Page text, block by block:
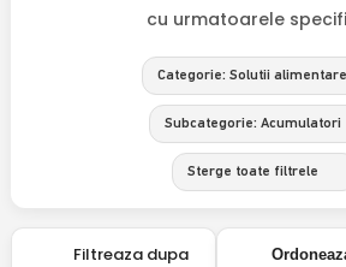
cu urmatoarele
Categorie: Solutii alimentare
Subcategorie: Acumulatori
Sterge toate filtrele
Filtreaza dupa